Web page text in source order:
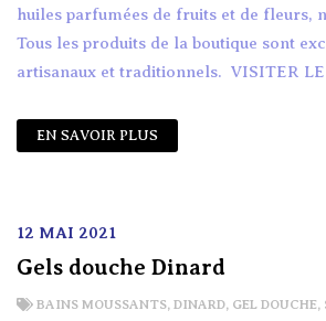
huiles parfumées de fruits et de fleurs,
Tous les produits de la boutique sont
artisanaux et traditionnels. VISITER
EN SAVOIR PLUS
12 MAI 2021
Gels douche Dinard
BAINS MOUSSANTS, DINARD, GEL DOUCHE,